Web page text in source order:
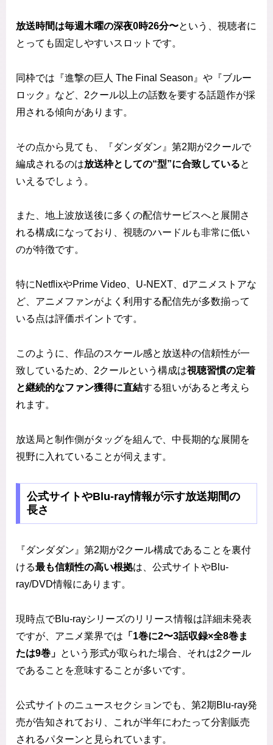
放送時間は毎週木曜の深夜0時26分〜という、視聴者に
とっても固定しやすいスロットです。
同枠では『進撃の巨人 The Final Season』や『ブルー
ロック』など、2クール以上の話数を要する話題作が採
用される傾向があります。
その点から見ても、『ダンダダン』第2期が2クールで
編成されるのは放送枠としての“型”に合致していると
いえるでしょう。
また、地上波放送後に多くの配信サービスへと展開さ
れる構成になっており、視聴のハードルも非常に低い
のが特徴です。
特にNetflixやPrime Video、U-NEXT、dアニメストアな
ど、アニメファンがよく利用する配信先が多数揃って
いる点は評価ポイントです。
このように、作品のスケール感と放送枠の信頼性が一
致しているため、2クールという構成は視聴習慣の定着
と継続的なファン獲得に直結する狙いがあると考えら
れます。
放送局と制作側がタッグを組んで、中長期的な展開を
視野に入れていることが伺えます。
公式サイトやBlu-ray情報が示す放送期間の
長さ
『ダンダダン』第2期が2クール構成であることを裏付
ける最も信頼性の高い根拠は、公式サイトやBlu-
ray/DVD情報にあります。
現時点でBlu-rayシリーズのリリース情報は詳細未発表
ですが、アニメ業界では 「1巻に2〜3話収録×全8巻ま
たは9巻」 という形式が取られた場合、それは2クール
であることを意味することが多いです。
公式サイトのニュースセクションでも、第2期Blu-ray発
売が告知されており、これが半年にわたって分割販売
されるパターンと見られています。